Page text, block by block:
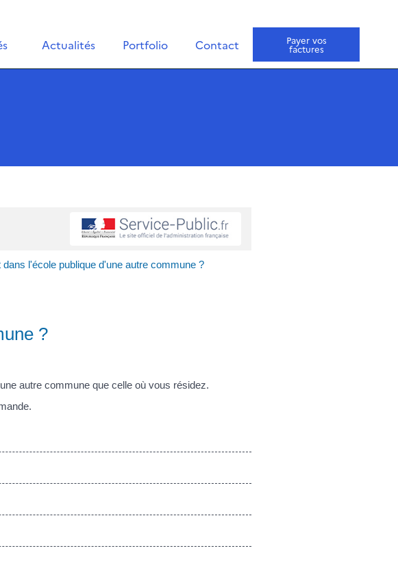
Actualités Portfolio Contact Payer vos
factures
l'école publique d'une autre commune ?
?
autre commune que celle où vous résidez.